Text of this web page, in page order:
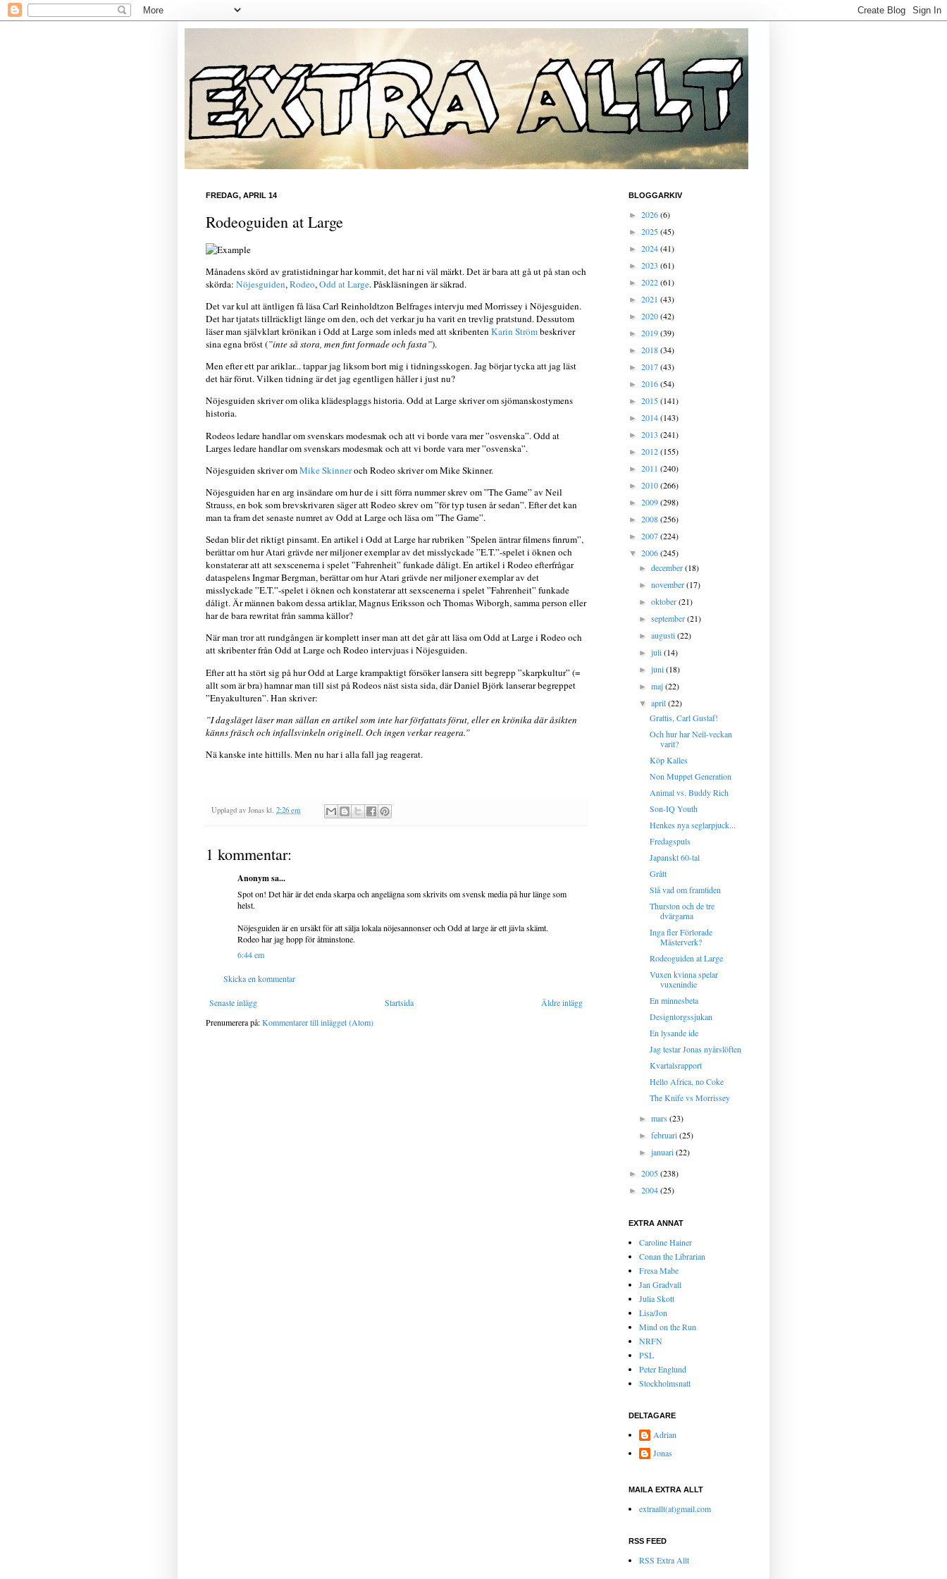
FREDAG, APRIL 14
Rodeoguiden at Large
Månadens skörd av gratistidningar har kommit, det har ni väl märkt. Det är bara att gå ut på stan och
skörda: Nöjesguiden,Rodeo,Odd at Large. Påskläsningen är säkrad.
Det var kul att äntligen få läsa Carl Reinholdtzon Belfrages intervju med Morrissey i Nöjesguiden.
Det har tjatats tillräckligt länge om den, och det verkar ju ha varit en trevlig pratstund. Dessutom
läser man självklart krönikan i Odd at Large som inleds med att skribentenKarin Strömbeskriver
sina egna bröst (”inte så stora, men fint formade och fasta”).
Men efter ett par ariklar... tappar jag liksom bort mig i tidningsskogen. Jag börjar tycka att jag läst
det här förut. Vilken tidning är det jag egentligen håller i just nu?
Nöjesguiden skriver om olika klädesplaggs historia. Odd at Large skriver om sjömanskostymens
historia.
Rodeos ledare handlar om svenskars modesmak och att vi borde vara mer ”osvenska”. Odd at
Larges ledare handlar om svenskars modesmak och att vi borde vara mer ”osvenska”.
Nöjesguiden skriver omMike Skinneroch Rodeo skriver om Mike Skinner.
Nöjesguiden har en arg insändare om hur de i sitt förra nummer skrev om ”The Game” av Neil
Strauss, en bok som brevskrivaren säger att Rodeo skrev om ”för typ tusen år sedan”. Efter det kan
man ta fram det senaste numret av Odd at Large och läsa om ”The Game”.
Sedan blir det riktigt pinsamt. En artikel i Odd at Large har rubriken ”Spelen äntrar filmens finrum”,
berättar om hur Atari grävde ner miljoner exemplar av det misslyckade ”E.T.”-spelet i öknen och
konstaterar att att sexscenerna i spelet ”Fahrenheit” funkade dåligt. En artikel i Rodeo efterfrågar
dataspelens Ingmar Bergman, berättar om hur Atari grävde ner miljoner exemplar av det
misslyckade ”E.T.”-spelet i öknen och konstaterar att sexscenerna i spelet ”Fahrenheit” funkade
dåligt. Är männen bakom dessa artiklar, Magnus Eriksson och Thomas Wiborgh, samma person eller
har de bara rewritat från samma källor?
När man tror att rundgången är komplett inser man att det går att läsa om Odd at Large i Rodeo och
att skribenter från Odd at Large och Rodeo intervjuas i Nöjesguiden.
Efter att ha stört sig på hur Odd at Large krampaktigt försöker lansera sitt begrepp ”skarpkultur” (=
allt som är bra) hamnar man till sist på Rodeos näst sista sida, där Daniel Björk lanserar begreppet
”Enyakulturen”. Han skriver:
”I dagsläget läser man sällan en artikel som inte har författats förut, eller en krönika där åsikten
känns fräsch och infallsvinkeln originell. Och ingen verkar reagera.”
Nä kanske inte hittills. Men nu har i alla fall jag reagerat.
Upplagd av Jonas kl. 2:26 em
1 kommentar:
Anonym sa...
Spot on! Det här är det enda skarpa och angelägna som skrivits om svensk media på hur länge som
helst.
Nöjesguiden är en ursäkt för att sälja lokala nöjesannonser och Odd at large är ett jävla skämt.
Rodeo har jag hopp för åtminstone.
6:44 em
Skicka en kommentar
Senaste inlägg Äldre inlägg
Startsida
Prenumerera på:Kommentarer till inlägget (Atom)
BLOGGARKIV
► 2026(6)
► 2025(45)
► 2024(41)
► 2023 (61)
► 2022(61)
► 2021 (43)
► 2020(42)
► 2019(39)
► 2018(34)
► 2017(43)
► 2016(54)
► 2015(141)
► 2014(143)
► 2013 (241)
► 2012(155)
► 2011 (240)
► 2010(266)
► 2009(298)
► 2008(256)
► 2007(224)
▼ 2006(245)
►december(18)
►november(17)
►oktober(21)
►september(21)
►augusti(22)
►juli(14)
►juni(18)
►maj(22)
▼april(22)
Grattis, Carl Gustaf!
Och hur har Neil-veckan
varit?
Köp Kalles
Non Muppet Generation
Animal vs. Buddy Rich
Son-IQ Youth
Henkes nya seglarpjuck...
Fredagspuls
Japanskt 60-tal
Grått
Slå vad om framtiden
Thurston och de tre
dvärgarna
Inga fler Förlorade
Mästerverk?
Rodeoguiden at Large
Vuxen kvinna spelar
vuxenindie
En minnesbeta
Designtorgssjukan
En lysande ide
Jag testar Jonas nyårslöften
Kvartalsrapport
Hello Africa, no Coke
The Knife vs Morrissey
►mars(23)
►februari(25)
►januari(22)
► 2005(238)
► 2004(25)
EXTRA ANNAT
Caroline Hainer
Conan the Librarian
Fresa Mabe
Jan Gradvall
Julia Skott
Lisa/Jon
Mind on the Run
NRFN
PSL
Peter Englund
Stockholmsnatt
DELTAGARE
Adrian
Jonas
MAILA EXTRA ALLT
extraallt(at)gmail.com
RSS FEED
RSS Extra Allt